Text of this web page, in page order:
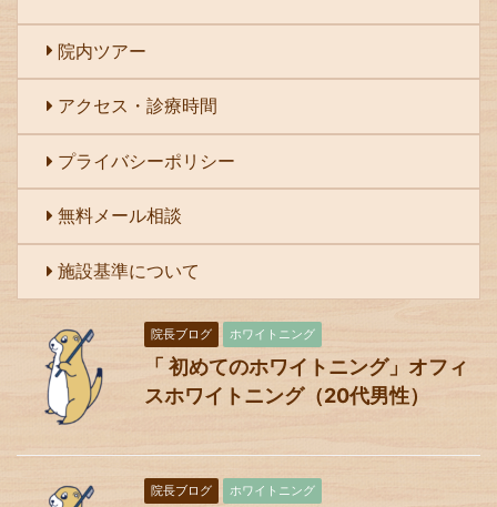
院内ツアー
アクセス・診療時間
プライバシーポリシー
無料メール相談
施設基準について
院長ブログ ホワイトニング
「 初めてのホワイトニング」オフィ
スホワイトニング（20代男性）
院長ブログ ホワイトニング